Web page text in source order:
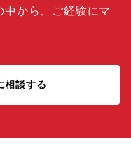
中から、ご経験にマ
相談する